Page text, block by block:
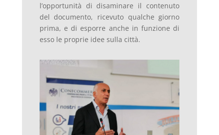
l’opportunità di disaminare il contenuto
del documento, ricevuto qualche giorno
prima, e di esporre anche in funzione di
esso le proprie idee sulla città.